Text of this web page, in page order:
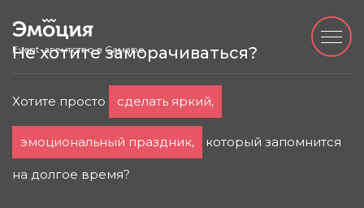
Event-агентство в Самаре
Не хотите заморачиваться?
Хотите просто сделать яркий,
эмоциональный праздник, который запомнится
на долгое время?